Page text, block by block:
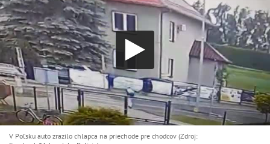
V Poľsku auto zrazilo chlapca na priechode pre chodcov (Zdroj: